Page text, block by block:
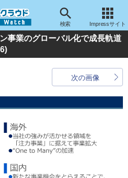
検索 Impressサイト
事業のグローバル化で成長軌道
次の画像